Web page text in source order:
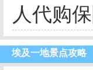
人代购
埃及一地景点攻略